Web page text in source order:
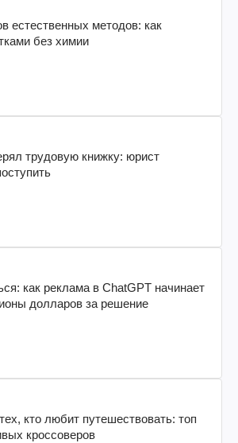
проблем: какие собаки
естественных методов: как
без химии
трудовую книжку: юрист
как реклама в ChatGPT начинает
долларов за решение